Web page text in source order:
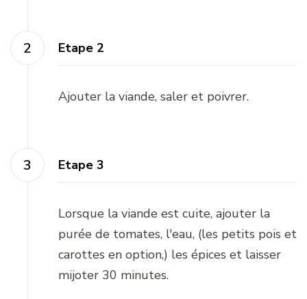
Etape 2
Ajouter la viande, saler et poivrer.
Etape 3
Lorsque la viande est cuite, ajouter la
purée de tomates, l'eau, (les petits pois et
carottes en option,) les épices et laisser
mijoter 30 minutes.